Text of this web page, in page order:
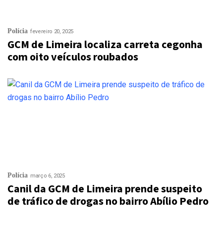
Polícia fevereiro 20, 2025
GCM de Limeira localiza carreta cegonha
com oito veículos roubados
Polícia março 6, 2025
Canil da GCM de Limeira prende suspeito
de tráfico de drogas no bairro Abílio Pedro